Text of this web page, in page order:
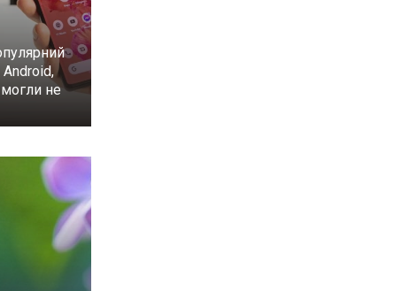
не